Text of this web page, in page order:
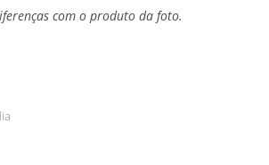
com o produto da foto.